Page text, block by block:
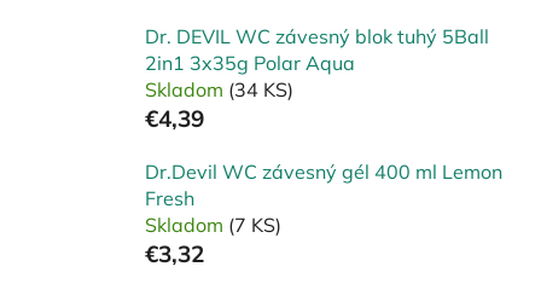
Dr. DEVIL WC závesný blok tuhý 5Ball
2in1 3x35g Polar Aqua
Skladom (34 KS)
€4,39
Dr.Devil WC závesný gél 400 ml Lemon
Fresh
Skladom (7 KS)
€3,32